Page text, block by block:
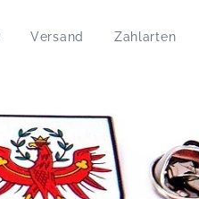
Versand Zahlarten